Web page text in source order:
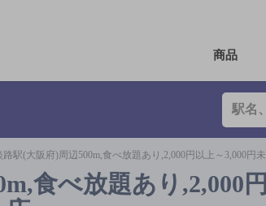
商品
路駅(大阪府)周辺500m,食べ放題あり,2,000円以上～3,000円
食べ放題あり,2,000